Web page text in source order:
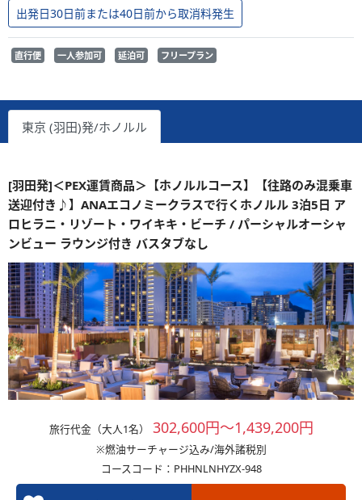
出発日30日前または40日前から取消料発生
直行便 一人参加可 延泊可 フリープラン
東京 (羽田)発/ホノルル
[羽田発]＜PEX運賃商品＞【ホノルルコース】【往路のみ混乗車
送迎付き♪】ANAエコノミークラスで行くホノルル 3泊5日 ア
ロヒラニ・リゾート・ワイキキ・ビーチ / パーシャルオーシャ
ンビュー ラウンジ付き バスタブなし
旅行代金（大人1名） 302,600円～1,439,200円
※燃油サーチャージ込み/海外諸税別
コースコード：PHHNLNHYZX-948